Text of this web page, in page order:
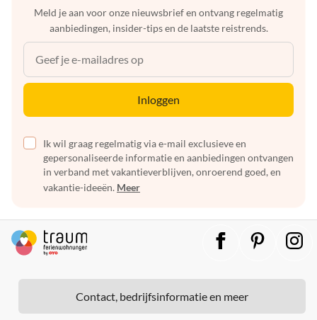
Meld je aan voor onze nieuwsbrief en ontvang regelmatig
aanbiedingen, insider-tips en de laatste reistrends.
Inloggen
Ik wil graag regelmatig via e-mail exclusieve en
gepersonaliseerde informatie en aanbiedingen ontvangen
in verband met vakantieverblijven, onroerend goed, en
vakantie-ideeën. Meer
Contact, bedrijfsinformatie en meer